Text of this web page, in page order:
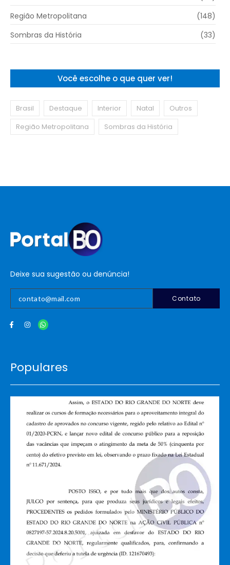
Região Metropolitana
(148)
Sombras da História
(33)
Você escolhe o que quer ver!
Brasil Destaque Interior Natal
Outros
Região Metropolitana
Sombras da História
Deixe sua sugestão ou denúncia!
Contato
Populares